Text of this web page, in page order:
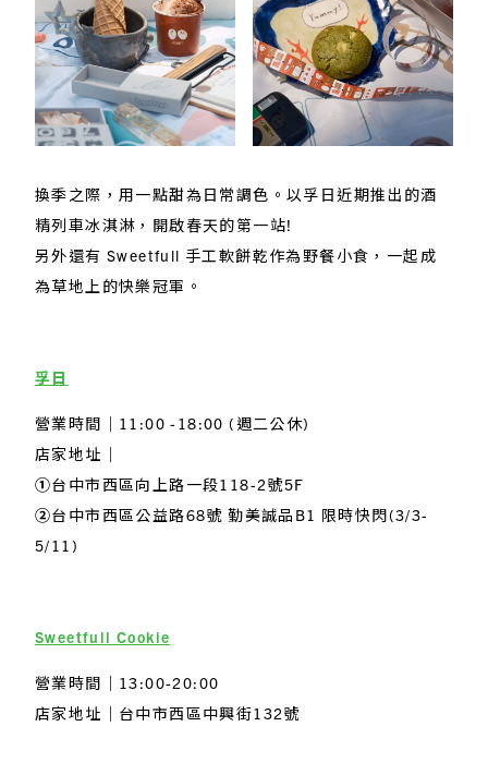
換季之際，用一點甜為日常調色。以孚日近期推出的酒
精列車冰淇淋，開啟春天的第一站!
另外還有 Sweetfull 手工軟餅乾作為野餐小食，一起成
為草地上的快樂冠軍。
孚日
營業時間｜11:00 -18:00 (週二公休)
店家地址｜
➀台中市西區向上路一段118-2號5F
②台中市西區公益路68號 勤美誠品B1 限時快閃(3/3-
5/11)
Sweetfull Cookie
營業時間｜13:00-20:00
店家地址｜台中市西區中興街132號